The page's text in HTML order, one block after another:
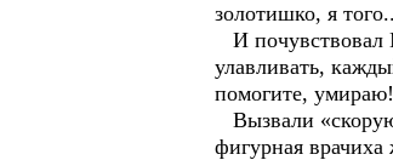
золотишко, я
И почувствовал
улавливать,
помогите,
Вызвали
фигурная